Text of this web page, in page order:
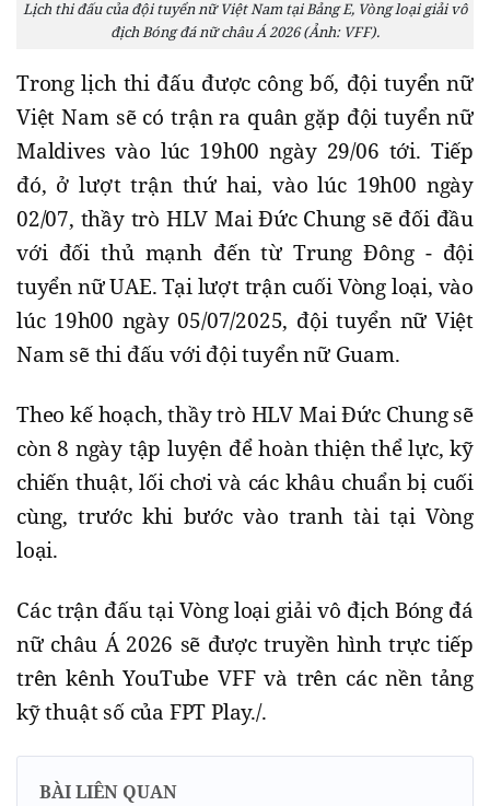
Lịch thi đấu của đội tuyển nữ Việt Nam tại Bảng E, Vòng loại giải vô
địch Bóng đá nữ châu Á 2026 (Ảnh: VFF).
Trong lịch thi đấu được công bố, đội tuyển nữ
Việt Nam sẽ có trận ra quân gặp đội tuyển nữ
Maldives vào lúc 19h00 ngày 29/06 tới. Tiếp
đó, ở lượt trận thứ hai, vào lúc 19h00 ngày
02/07, thầy trò HLV Mai Đức Chung sẽ đối đầu
với đối thủ mạnh đến từ Trung Đông - đội
tuyển nữ UAE. Tại lượt trận cuối Vòng loại, vào
lúc 19h00 ngày 05/07/2025, đội tuyển nữ Việt
Nam sẽ thi đấu với đội tuyển nữ Guam.
Theo kế hoạch, thầy trò HLV Mai Đức Chung sẽ
còn 8 ngày tập luyện để hoàn thiện thể lực, kỹ
chiến thuật, lối chơi và các khâu chuẩn bị cuối
cùng, trước khi bước vào tranh tài tại Vòng
loại.
Các trận đấu tại Vòng loại giải vô địch Bóng đá
nữ châu Á 2026 sẽ được truyền hình trực tiếp
trên kênh YouTube VFF và trên các nền tảng
kỹ thuật số của FPT Play./.
BÀI LIÊN QUAN